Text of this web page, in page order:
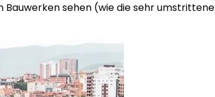
Bauwerken sehen (wie die sehr umstrittene